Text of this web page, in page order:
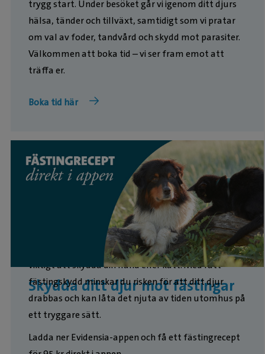
trygg start. Under besöket går vi igenom ditt djurs
hälsa, tänder och tillväxt, samtidigt som vi pratar
om val av foder, tandvård och skydd mot parasiter.
Välkommen att boka tid – vi ser fram emot att
träffa er.
Boka tid här
Skydda ditt djur mot fästingar
Fästingbett kan sprida sjukdomar, och därför är det
viktigt att skydda din hund eller katt. Med rätt
fästingskydd minskar du risken för att ditt djur
drabbas och kan låta det njuta av tiden utomhus på
ett tryggare sätt.
Ladda ner Evidensia-appen och få ett fästingrecept